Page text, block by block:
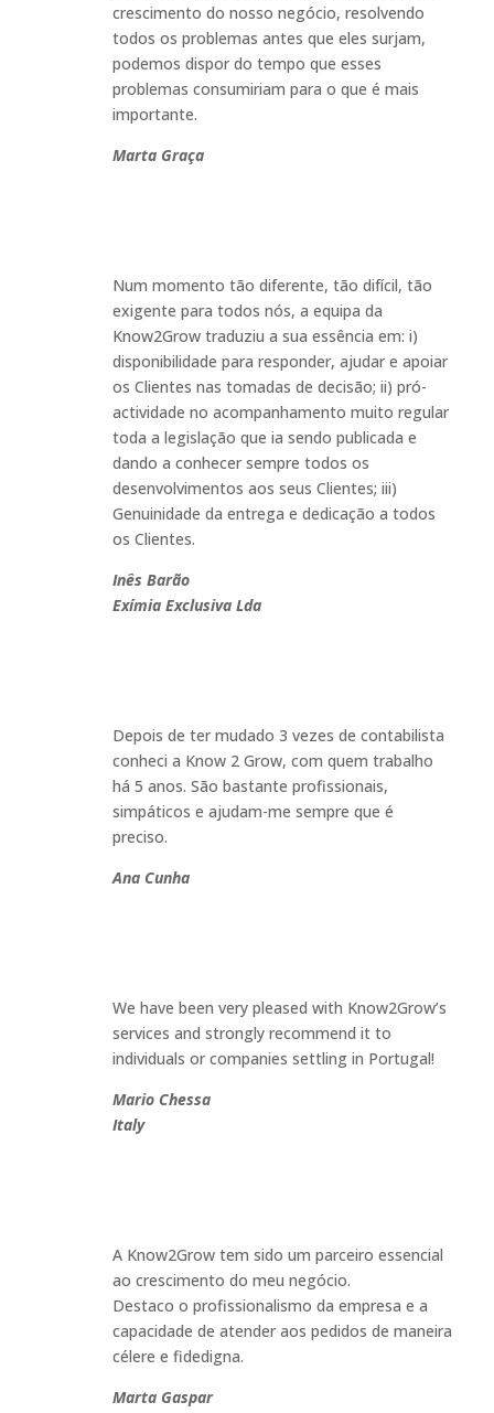
crescimento do nosso negócio, resolvendo
todos os problemas antes que eles surjam,
podemos dispor do tempo que esses
problemas consumiriam para o que é mais
importante.
Marta Graça
Num momento tão diferente, tão difícil, tão
exigente para todos nós, a equipa da
Know2Grow traduziu a sua essência em: i)
disponibilidade para responder, ajudar e apoiar
os Clientes nas tomadas de decisão; ii) pró-
actividade no acompanhamento muito regular
toda a legislação que ia sendo publicada e
dando a conhecer sempre todos os
desenvolvimentos aos seus Clientes; iii)
Genuinidade da entrega e dedicação a todos
os Clientes.
Inês Barão
Exímia Exclusiva Lda
Depois de ter mudado 3 vezes de contabilista
conheci a Know 2 Grow, com quem trabalho
há 5 anos. São bastante profissionais,
simpáticos e ajudam-me sempre que é
preciso.
Ana Cunha
We have been very pleased with Know2Grow’s
services and strongly recommend it to
individuals or companies settling in Portugal!
Mario Chessa
Italy
A Know2Grow tem sido um parceiro essencial
ao crescimento do meu negócio.
Destaco o profissionalismo da empresa e a
capacidade de atender aos pedidos de maneira
célere e fidedigna.
Marta Gaspar